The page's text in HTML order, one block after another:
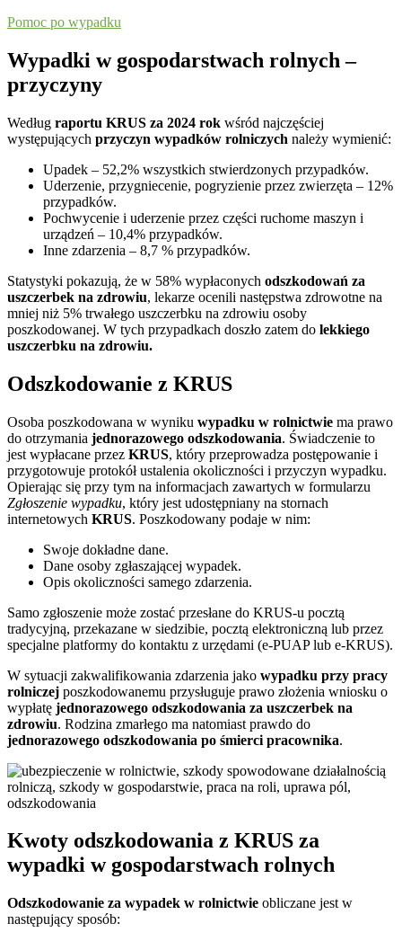
Pomoc po wypadku
Wypadki w gospodarstwach rolnych –
przyczyny
Według raportu KRUS za 2024 rok wśród najczęściej
występujących przyczyn wypadków rolniczych należy wymienić:
Upadek – 52,2% wszystkich stwierdzonych przypadków.
Uderzenie, przygniecenie, pogryzienie przez zwierzęta – 12%
przypadków.
Pochwycenie i uderzenie przez części ruchome maszyn i
urządzeń – 10,4% przypadków.
Inne zdarzenia – 8,7 % przypadków.
Statystyki pokazują, że w 58% wypłaconych odszkodowań za
uszczerbek na zdrowiu, lekarze ocenili następstwa zdrowotne na
mniej niż 5% trwałego uszczerbku na zdrowiu osoby
poszkodowanej. W tych przypadkach doszło zatem do lekkiego
uszczerbku na zdrowiu.
Odszkodowanie z KRUS
Osoba poszkodowana w wyniku wypadku w rolnictwie ma prawo
do otrzymania jednorazowego odszkodowania. Świadczenie to
jest wypłacane przez KRUS, który przeprowadza postępowanie i
przygotowuje protokół ustalenia okoliczności i przyczyn wypadku.
Opierając się przy tym na informacjach zawartych w formularzu
Zgłoszenie wypadku, który jest udostępniany na stornach
internetowych KRUS. Poszkodowany podaje w nim:
Swoje dokładne dane.
Dane osoby zgłaszającej wypadek.
Opis okoliczności samego zdarzenia.
Samo zgłoszenie może zostać przesłane do KRUS-u pocztą
tradycyjną, przekazane w siedzibie, pocztą elektroniczną lub przez
specjalne platformy do kontaktu z urzędami (e-PUAP lub e-KRUS).
W sytuacji zakwalifikowania zdarzenia jako wypadku przy pracy
rolniczej poszkodowanemu przysługuje prawo złożenia wniosku o
wypłatę jednorazowego odszkodowania za uszczerbek na
zdrowiu. Rodzina zmarłego ma natomiast prawdo do
jednorazowego odszkodowania po śmierci pracownika.
Kwoty odszkodowania z KRUS za
wypadki w gospodarstwach rolnych
Odszkodowanie za wypadek w rolnictwie obliczane jest w
następujący sposób: